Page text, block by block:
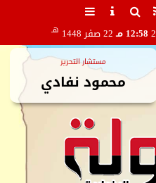
12:58 مـ 22 صفر 1448 هـ
مستشار التحرير
محمود نفادي